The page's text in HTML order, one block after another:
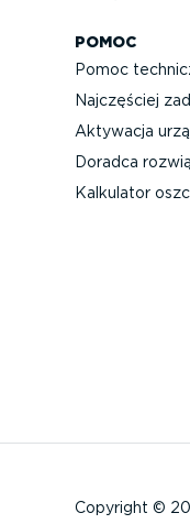
POMOC
Pomoc
Najczęściej
Aktywacja
Doradca
Kalkulator
Copyright ©